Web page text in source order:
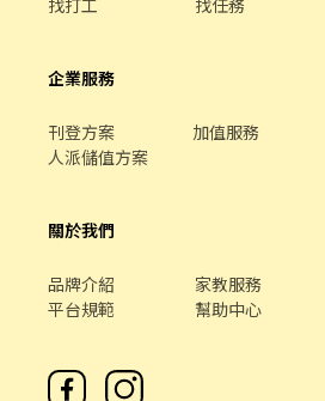
你在正式加入前，先感受一下阿爾法的溫
庭！我們在這裡等你 🙌
找打工 找任務
企業服務
刊登方案 加值服務
人派儲值方案
關於我們
品牌介紹 家教服務
平台規範
幫助中心